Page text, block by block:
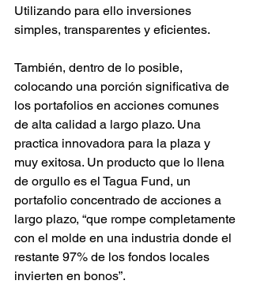
Utilizando para ello inversiones
simples, transparentes y eficientes.
También, dentro de lo posible,
colocando una porción significativa de
los portafolios en acciones comunes
de alta calidad a largo plazo. Una
practica innovadora para la plaza y
muy exitosa. Un producto que lo llena
de orgullo es el Tagua Fund, un
portafolio concentrado de acciones a
largo plazo, “que rompe completamente
con el molde en una industria donde el
restante 97% de los fondos locales
invierten en bonos”.